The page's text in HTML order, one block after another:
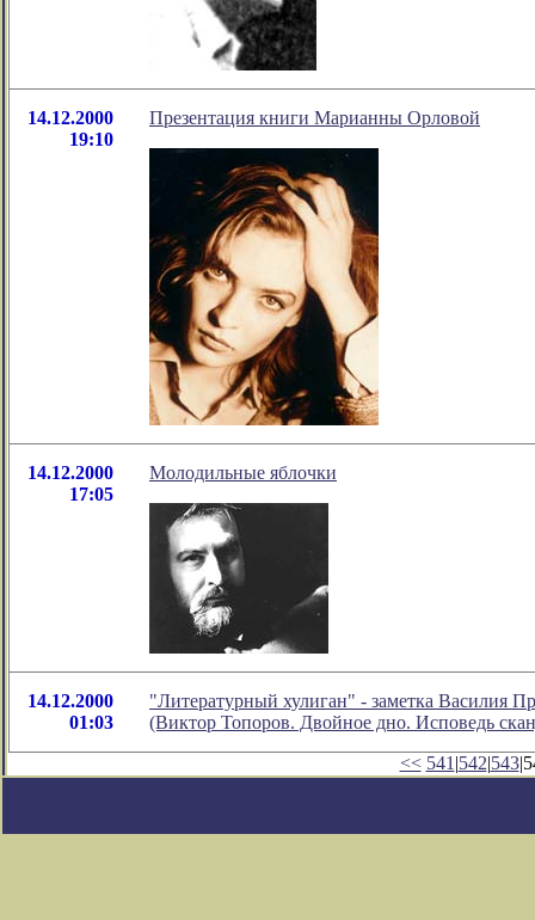
14.12.2000
19:10
Презентация книги Марианны Орловой
14.12.2000
17:05
Молодильные яблочки
14.12.2000
01:03
"Литературный хулиган" - заметка Василия
(Виктор Топоров. Двойное дно. Исповедь
<< 541 |542|543